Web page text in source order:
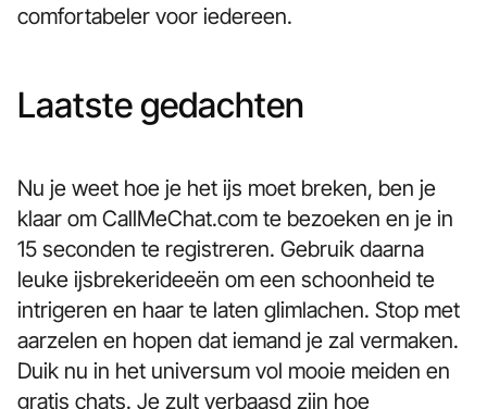
comfortabeler voor iedereen.
Laatste gedachten
Nu je weet hoe je het ijs moet breken, ben je
klaar om CallMeChat.com te bezoeken en je in
15 seconden te registreren. Gebruik daarna
leuke ijsbrekerideeën om een schoonheid te
intrigeren en haar te laten glimlachen. Stop met
aarzelen en hopen dat iemand je zal vermaken.
Duik nu in het universum vol mooie meiden en
gratis chats. Je zult verbaasd zijn hoe